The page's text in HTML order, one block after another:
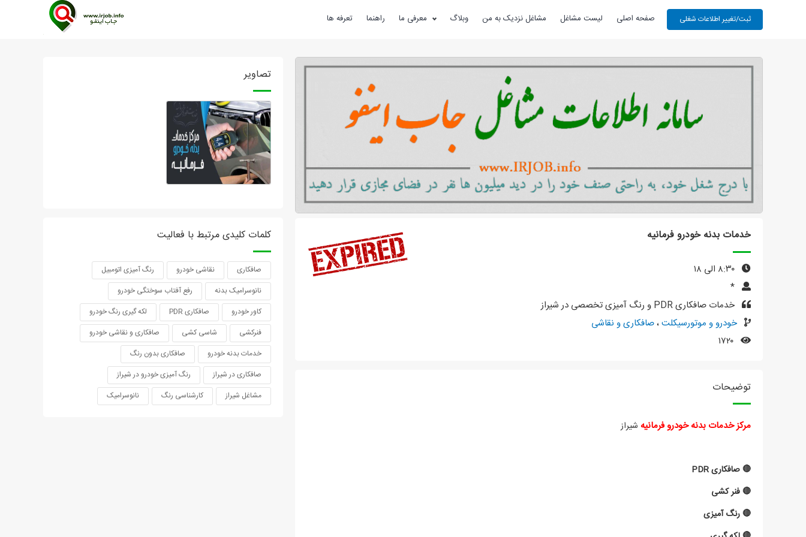
صفحه اصلی لیست مشاغل مشاغل نزدیک به من وبلاگ معرفی ما راهنما تعرفه ها
خدمات بدنه خودرو فرمانیه
*
خدمات صافکاری PDR و رنگ آمیزی تخصصی در شیراز
خودرو و موتورسیکلت،صافکاری و نقاشی
توضیحات
مرکز خدمات بدنه خودرو فرمانیه شیراز
🔴 صافکاری PDR
🔴 فنر کشی
🔴 رنگ آمیزی
تصاویر
کلمات کلیدی مرتبط با فعالیت
صافکاری نقاشی خودرو
رنگ آمیزی اتومبیل
نانوسرامیک بدنه
رفع آفتاب سوختگی خودرو
کاور خودرو
صافکاری PDR
لکه گیری رنگ خودرو
فنرکشی
شاسی کشی
صافکاری و نقاشی خودرو
خدمات بدنه خودرو
صافکاری بدون رنگ
صافکاری در شیراز
رنگ آمیزی خودرو در شیراز
مشاغل شیراز
کارشناسی رنگ نانوسرامیک